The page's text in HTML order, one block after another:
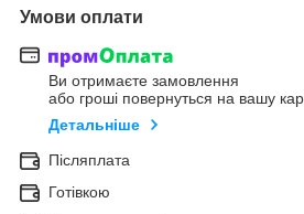
Умови оплати
Ви отримаєте замовлення
або гроші повернуться на вашу
Детальніше
Післяплата
Готівкою